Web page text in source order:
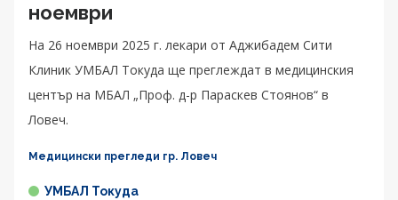
ноември
На 26 ноември 2025 г. лекари от Аджибадем Сити
Клиник УМБАЛ Токуда ще преглеждат в медицинския
център на МБАЛ „Проф. д-р Параскев Стоянов“ в
Ловеч.
Медицински прегледи гр. Ловеч
УМБАЛ Токуда